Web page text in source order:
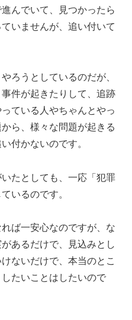
んでいて、見つかったら
いませんが、追い付いて
ろうとしているのだが、
件が起きたりして、追跡
ている人やちゃんとやっ
ら、様々な問題が起きる
付かないのです。
たとしても、一応「犯罪
いるのです。
ば一安心なのですが、な
あるだけで、見込みとし
ないだけで、本当のとこ
たいことはしたいので